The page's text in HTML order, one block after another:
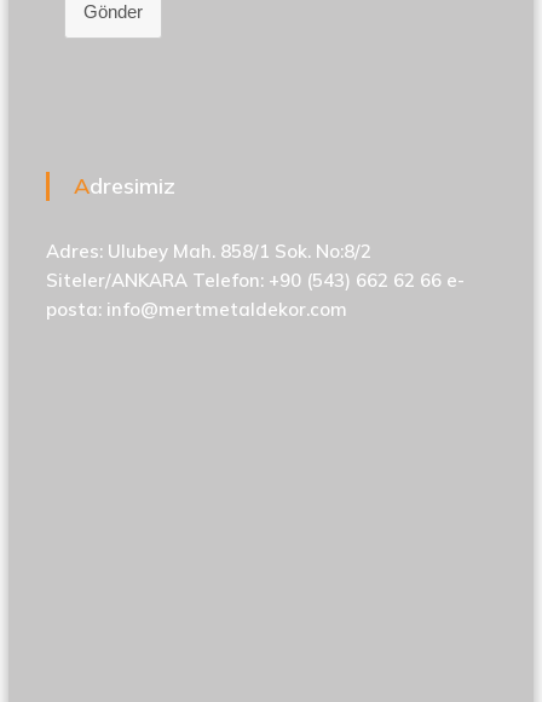
Gönder
Adresimiz
Adres: Ulubey Mah. 858/1 Sok. No:8/2
Siteler/ANKARA Telefon: +90 (543) 662 62 66 e-
posta: info@mertmetaldekor.com